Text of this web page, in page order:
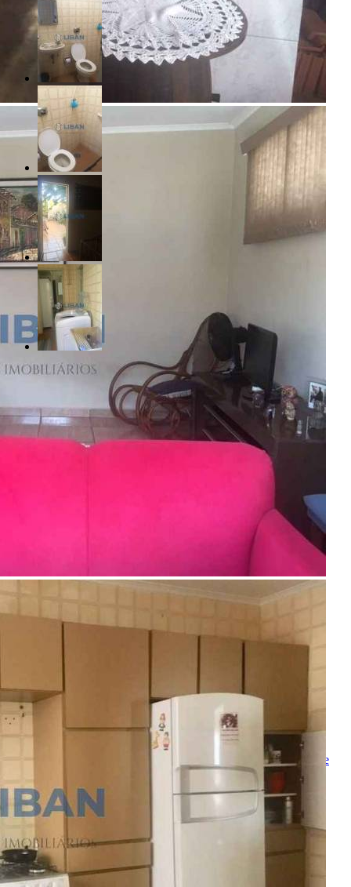
R$ 430.000,00
Alto Higienópolis - Bauru/SP
Referência: SB00050
3 Quartos
3 Banheiros
Entre em contato
Telefone
Mensagem
Termos de UsoePolítica de
enviar mensagem
OU
Ligamos para você